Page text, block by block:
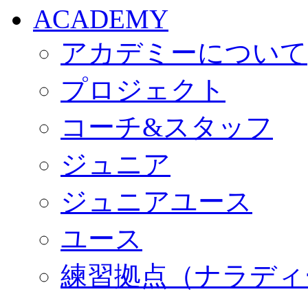
ACADEMY
アカデミーについて
プロジェクト
コーチ&スタッフ
ジュニア
ジュニアユース
ユース
練習拠点（ナラデ